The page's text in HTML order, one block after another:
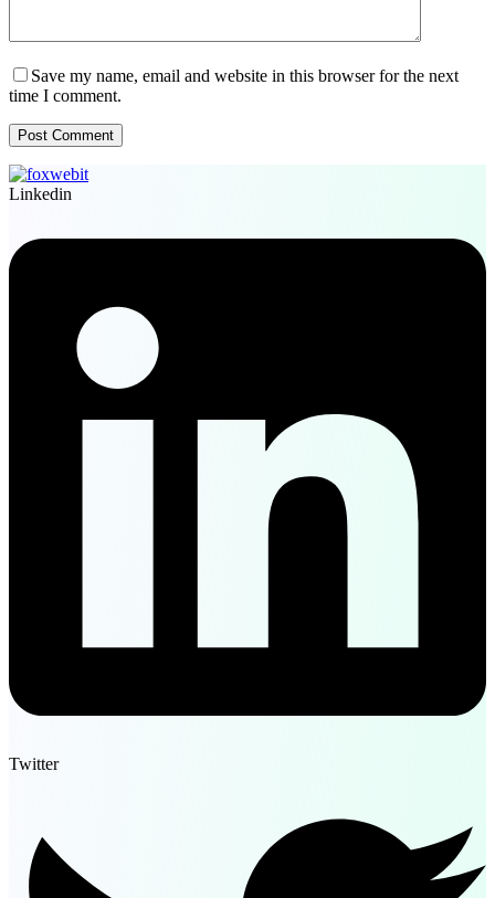
Save my name, email and website in this browser for the next
time I comment.
Post Comment
Linkedin
Twitter